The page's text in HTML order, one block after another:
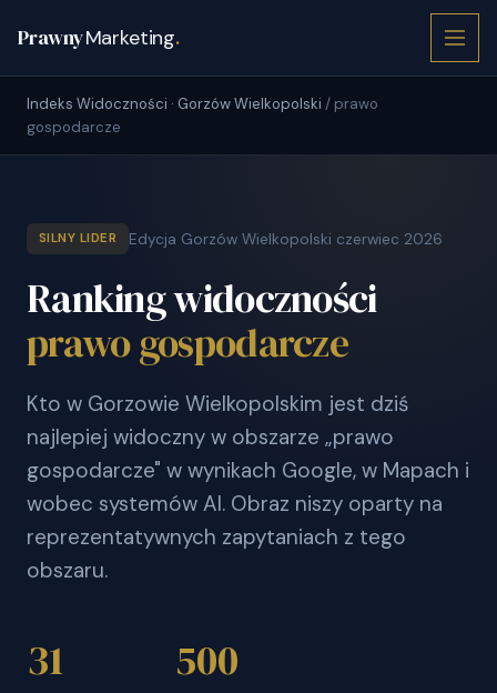
PrawnyMarketing.
Indeks Widoczności · Gorzów Wielkopolski / prawo
gospodarcze
SILNY LIDER Edycja Gorzów Wielkopolski czerwiec 2026
Ranking widoczności
prawo gospodarcze
Kto w Gorzowie Wielkopolskim jest dziś
najlepiej widoczny w obszarze „prawo
gospodarcze" w wynikach Google, w Mapach i
wobec systemów AI. Obraz niszy oparty na
reprezentatywnych zapytaniach z tego
obszaru.
31 500